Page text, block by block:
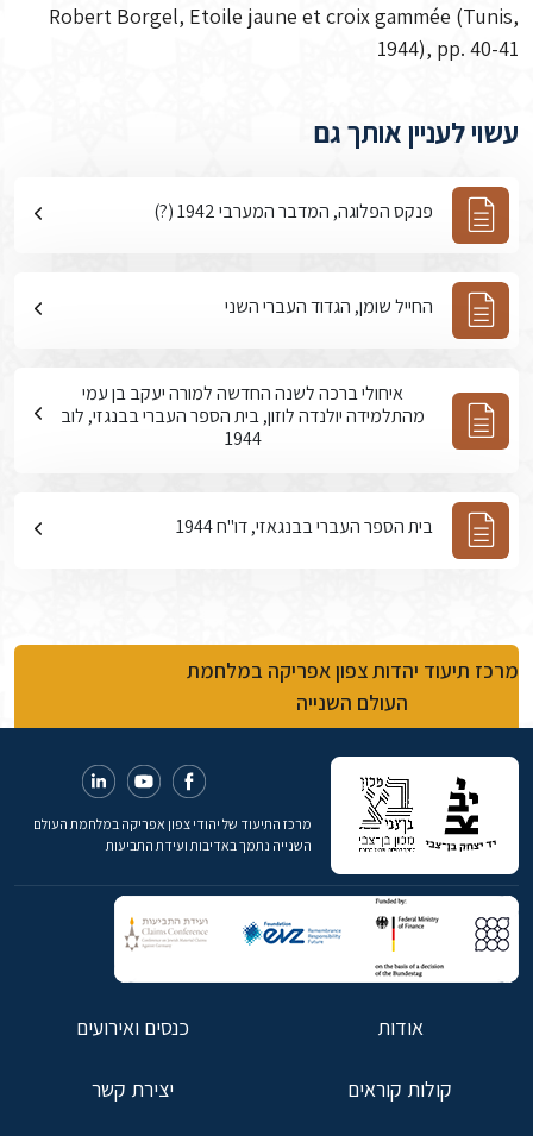
Robert Borgel, Etoile jaune et croix gammée (Tunis,
1944), pp. 40-41
עשוי לעניין אותך גם
פנקס הפלוגה, המדבר המערבי 1942 (?)
החייל שומן, הגדוד העברי השני
איחולי ברכה לשנה החדשה למורה יעקב בן עמי
מהתלמידה יולנדה לוזון, בית הספר העברי בבנגזי, לוב
1944
בית הספר העברי בבנגאזי, דו"ח 1944
מרכז תיעוד יהדות צפון אפריקה במלחמת
העולם השנייה
מרכז התיעוד של יהודי צפון אפריקה במלחמת העולם
השנייה נתמך באדיבות ועידת התביעות
אודות כנסים ואירועים
קולות קוראים יצירת קשר